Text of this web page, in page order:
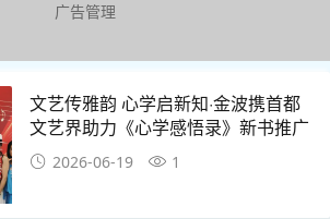
广告管理
文艺传雅韵 心学启新知·金波携首都
文艺界助力《心学感悟录》新书推广
2026-06-19 1